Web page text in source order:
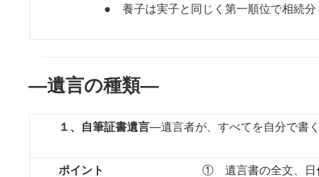
● 養子は実子と同じく第一順位で相続分も
―遺言の種類―
１、自筆証書遺言―遺言者が、すべてを自分で書
ポイント
① 遺言書の全文、日